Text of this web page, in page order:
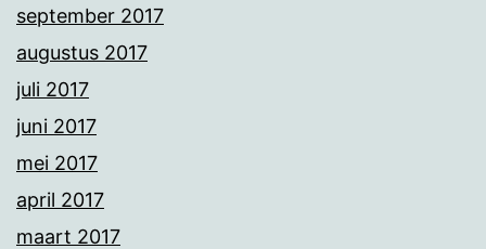
september 2017
augustus 2017
juli 2017
juni 2017
mei 2017
april 2017
maart 2017